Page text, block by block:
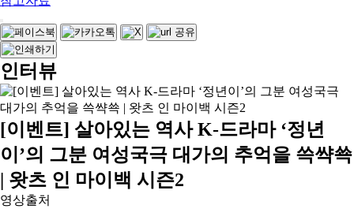
인터뷰
[이벤트] 살아있는 역사 K-드라마 ‘정년
이’의 그분 여성국극 대가의 추억을 쓱쌱쑉
| 왓츠 인 마이백 시즌2
영상출처